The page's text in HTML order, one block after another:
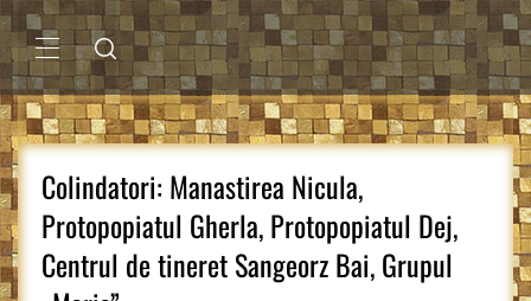
Sari
la
conținutMENIU
PRINCIPAL
Colindatori: Manastirea Nicula,
Protopopiatul Gherla, Protopopiatul Dej,
Centrul de tineret Sangeorz Bai, Grupul